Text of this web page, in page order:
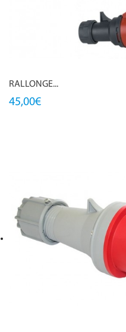
RALLONGE...
45,00€